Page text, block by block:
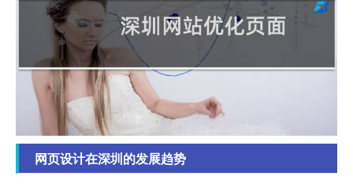
网页设计在深圳的发展趋势